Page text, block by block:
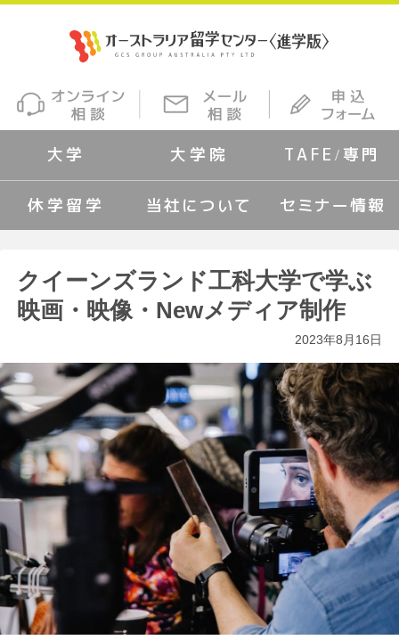
大学 大学院 TAFE/専門
休学留学 当社について セミナー情報
クイーンズランド工科大学で学ぶ
映画・映像・Newメディア制作
2023年8月16日